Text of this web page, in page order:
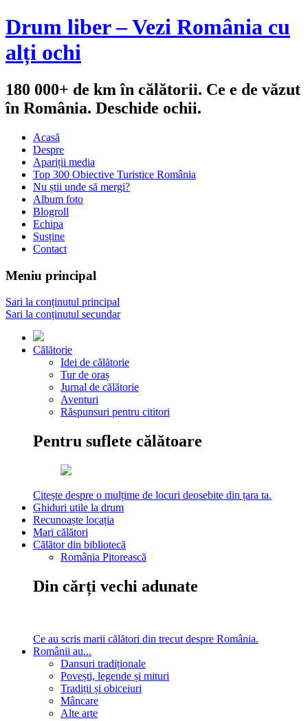
Drum liber – Vezi România cu
alți ochi
180 000+ de km în călătorii. Ce e de văzut
în România. Deschide ochii.
Acasă
Despre
Apariții media
Top 300 Obiective Turistice România
Nu știi unde să mergi?
Album foto
Blogroll
Echipa
Susține
Contact
Meniu principal
Sari la conținutul principal
Sari la conținutul secundar
Călătorie
Idei de călătorie
Tur de oraș
Jurnal de călătorie
Aventuri
Răspunsuri pentru cititori
Pentru suflete călătoare
Citește despre o mulțime de locuri deosebite din țara ta.
Ghiduri utile la drum
Recunoaște locația
Mari călători
Călător din bibliotecă
România Pitorească
Din cărți vechi adunate
Ce au scris marii călători din trecut despre România.
Românii au...
Dansuri tradiționale
Povești, legende și mituri
Tradiții și obiceiuri
Mâncare
Alte arte